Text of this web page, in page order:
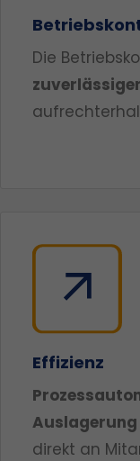
Die
Effizienz
Auslagerung
direkt an